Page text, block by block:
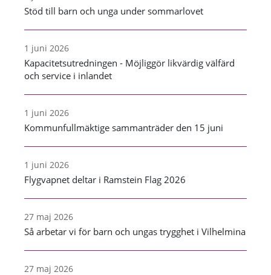
Stöd till barn och unga under sommarlovet
1 juni 2026
Kapacitetsutredningen - Möjliggör likvärdig välfärd
och service i inlandet
1 juni 2026
Kommunfullmäktige sammanträder den 15 juni
1 juni 2026
Flygvapnet deltar i Ramstein Flag 2026
27 maj 2026
Så arbetar vi för barn och ungas trygghet i Vilhelmina
27 maj 2026